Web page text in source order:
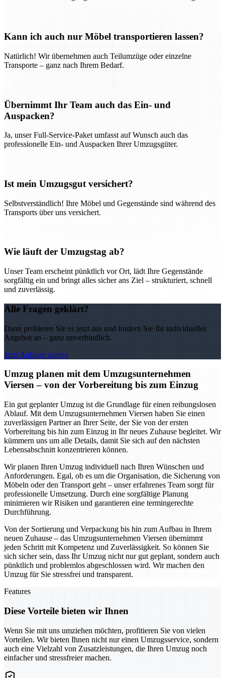
Kann ich auch nur Möbel transportieren lassen?
Natürlich! Wir übernehmen auch Teilumzüge oder einzelne
Transporte – ganz nach Ihrem Bedarf.
Übernimmt Ihr Team auch das Ein- und
Auspacken?
Ja, unser Full-Service-Paket umfasst auf Wunsch auch das
professionelle Ein- und Auspacken Ihrer Umzugsgüter.
Ist mein Umzugsgut versichert?
Selbstverständlich! Ihre Möbel und Gegenstände sind während des
Transports über uns versichert.
Wie läuft der Umzugstag ab?
Unser Team erscheint pünktlich vor Ort, lädt Ihre Gegenstände
sorgfältig ein und bringt alles sicher ans Ziel – strukturiert, schnell
und zuverlässig.
Alle Fragen geklärt?
Dann probieren Sie es jetzt aus und fordern Sie Ihr individuelles
Angebot an – ganz unverbindlich.
Jetzt Anfrage starten
Umzug planen mit dem Umzugsunternehmen
Viersen – von der Vorbereitung bis zum Einzug
Ein gut geplanter Umzug ist die Grundlage für einen reibungslosen
Ablauf. Mit dem Umzugsunternehmen Viersen haben Sie einen
zuverlässigen Partner an Ihrer Seite, der Sie von der ersten
Vorbereitung bis hin zum Einzug in Ihr neues Zuhause begleitet. Wir
kümmern uns um alle Details, damit Sie sich auf den nächsten
Lebensabschnitt konzentrieren können.
Wir planen Ihren Umzug individuell nach Ihren Wünschen und
Anforderungen. Egal, ob es um die Organisation, die Sicherung von
Möbeln oder den Transport geht – unser erfahrenes Team sorgt für
professionelle Umsetzung. Durch eine sorgfältige Planung
minimieren wir Risiken und garantieren eine termingerechte
Durchführung.
Von der Sortierung und Verpackung bis hin zum Aufbau in Ihrem
neuen Zuhause – das Umzugsunternehmen Viersen übernimmt
jeden Schritt mit Kompetenz und Zuverlässigkeit. So können Sie
sich sicher sein, dass Ihr Umzug nicht nur gut geplant, sondern auch
pünktlich und problemlos abgeschlossen wird. Wir machen den
Umzug für Sie stressfrei und transparent.
Features
Diese Vorteile bieten wir Ihnen
Wenn Sie mit uns umziehen möchten, profitieren Sie von vielen
Vorteilen. Wir bieten Ihnen nicht nur einen Umzugsservice, sondern
auch eine Vielzahl von Zusatzleistungen, die Ihren Umzug noch
einfacher und stressfreier machen.